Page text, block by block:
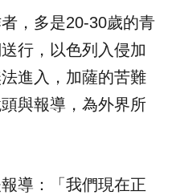
，多是20-30歲的青
行，以色列入侵加
進入，加薩的苦難
與報導，為外界所
導：「我們現在正